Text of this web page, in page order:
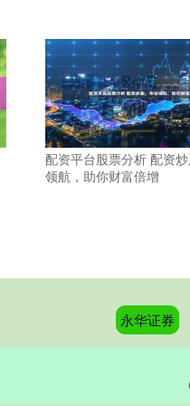
配资平台股票分析 配资
领航，助你财富倍增
永华证券